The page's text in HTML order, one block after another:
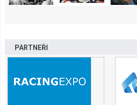
PARTNEŘI